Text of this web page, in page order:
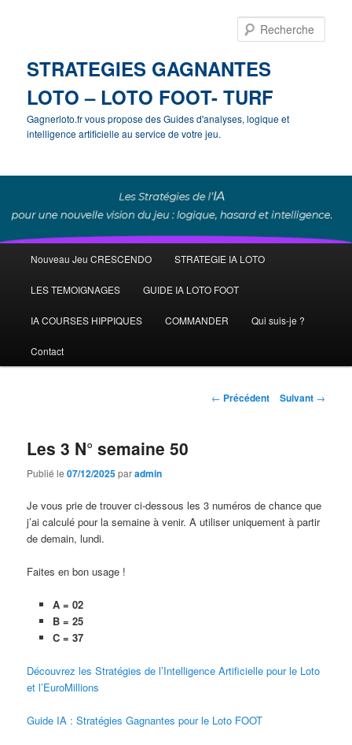
STRATEGIES GAGNANTES
LOTO – LOTO FOOT- TURF
Gagnerloto.fr vous propose des Guides d'analyses, logique et
intelligence artificielle au service de votre jeu.
principal
Aller
au
contenu
Nouveau Jeu CRESCENDO STRATEGIE IA LOTO
LES TEMOIGNAGES GUIDE IA LOTO FOOT
IA COURSES HIPPIQUES COMMANDER Qui suis-je ?
Contact
Navigation
← Précédent Suivant →
Les 3 N° semaine 50
Publié le07/12/2025paradmin
Je vous prie de trouver ci-dessous les 3 numéros de chance que
j’ai calculé pour la semaine à venir. A utiliser uniquement à partir
de demain, lundi.
Faites en bon usage !
A = 02
B = 25
C = 37
Découvrez les Stratégies de l’Intelligence Artificielle pour le Loto
et l’EuroMillions
Guide IA : Stratégies Gagnantes pour le Loto FOOT